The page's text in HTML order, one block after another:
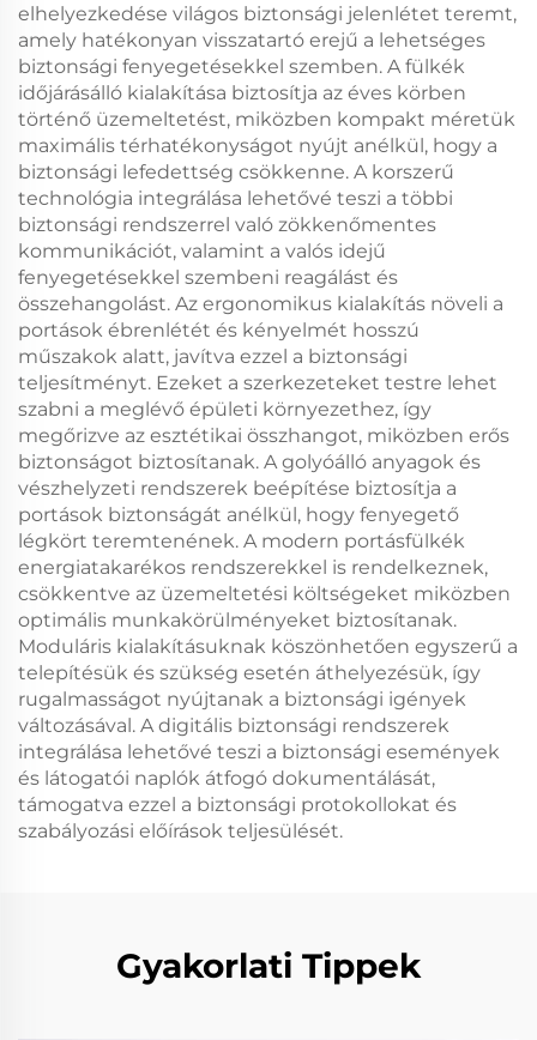
elhelyezkedése világos biztonsági jelenlétet teremt,
amely hatékonyan visszatartó erejű a lehetséges
biztonsági fenyegetésekkel szemben. A fülkék
időjárásálló kialakítása biztosítja az éves körben
történő üzemeltetést, miközben kompakt méretük
maximális térhatékonyságot nyújt anélkül, hogy a
biztonsági lefedettség csökkenne. A korszerű
technológia integrálása lehetővé teszi a többi
biztonsági rendszerrel való zökkenőmentes
kommunikációt, valamint a valós idejű
fenyegetésekkel szembeni reagálást és
összehangolást. Az ergonomikus kialakítás növeli a
portások ébrenlétét és kényelmét hosszú
műszakok alatt, javítva ezzel a biztonsági
teljesítményt. Ezeket a szerkezeteket testre lehet
szabni a meglévő épületi környezethez, így
megőrizve az esztétikai összhangot, miközben erős
biztonságot biztosítanak. A golyóálló anyagok és
vészhelyzeti rendszerek beépítése biztosítja a
portások biztonságát anélkül, hogy fenyegető
légkört teremtenének. A modern portásfülkék
energiatakarékos rendszerekkel is rendelkeznek,
csökkentve az üzemeltetési költségeket miközben
optimális munkakörülményeket biztosítanak.
Moduláris kialakításuknak köszönhetően egyszerű a
telepítésük és szükség esetén áthelyezésük, így
rugalmasságot nyújtanak a biztonsági igények
változásával. A digitális biztonsági rendszerek
integrálása lehetővé teszi a biztonsági események
és látogatói naplók átfogó dokumentálását,
támogatva ezzel a biztonsági protokollokat és
szabályozási előírások teljesülését.
Gyakorlati Tippek